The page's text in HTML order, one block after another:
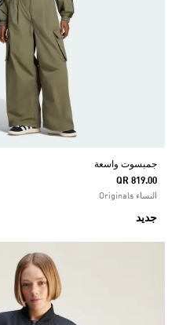
جمبسوت واسعة
QR 819.00
النساء Originals
جديد